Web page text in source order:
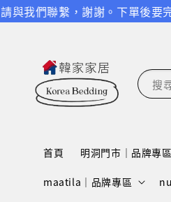
，謝謝。下單後要完成付款才
搜
首頁 明洞門市｜品牌專區
maatila｜品牌專區